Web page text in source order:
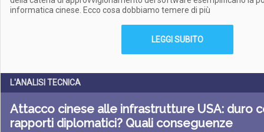
informatica cinese. Ecco cosa dobbiamo temere di più
LEGGI SUBITO
L'ANALISI TECNICA
Attacco cinese alle infrastrutture USA: duro
rapporti diplomatici? Quali conseguenze